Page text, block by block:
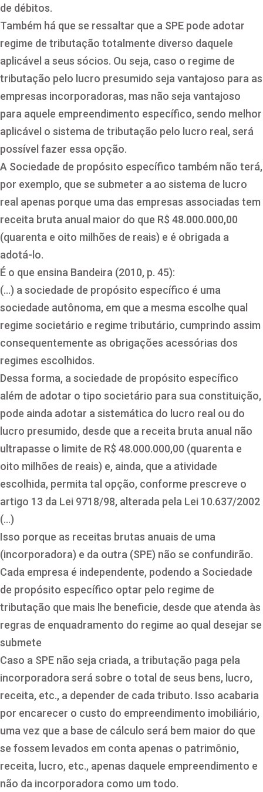
de débitos.
Também há que se ressaltar que a SPE pode adotar
regime de tributação totalmente diverso daquele
aplicável a seus sócios. Ou seja, caso o regime de
tributação pelo lucro presumido seja vantajoso para as
empresas incorporadoras, mas não seja vantajoso
para aquele empreendimento específico, sendo melhor
aplicável o sistema de tributação pelo lucro real, será
possível fazer essa opção.
A Sociedade de propósito específico também não terá,
por exemplo, que se submeter a ao sistema de lucro
real apenas porque uma das empresas associadas tem
receita bruta anual maior do que R$ 48.000.000,00
(quarenta e oito milhões de reais) e é obrigada a
adotá-lo.
É o que ensina Bandeira (2010, p. 45):
(…) a sociedade de propósito específico é uma
sociedade autônoma, em que a mesma escolhe qual
regime societário e regime tributário, cumprindo assim
consequentemente as obrigações acessórias dos
regimes escolhidos.
Dessa forma, a sociedade de propósito específico
além de adotar o tipo societário para sua constituição,
pode ainda adotar a sistemática do lucro real ou do
lucro presumido, desde que a receita bruta anual não
ultrapasse o limite de R$ 48.000.000,00 (quarenta e
oito milhões de reais) e, ainda, que a atividade
escolhida, permita tal opção, conforme prescreve o
artigo 13 da Lei 9718/98, alterada pela Lei 10.637/2002
(…)
Isso porque as receitas brutas anuais de uma
(incorporadora) e da outra (SPE) não se confundirão.
Cada empresa é independente, podendo a Sociedade
de propósito específico optar pelo regime de
tributação que mais lhe beneficie, desde que atenda às
regras de enquadramento do regime ao qual desejar se
submete
Caso a SPE não seja criada, a tributação paga pela
incorporadora será sobre o total de seus bens, lucro,
receita, etc., a depender de cada tributo. Isso acabaria
por encarecer o custo do empreendimento imobiliário,
uma vez que a base de cálculo será bem maior do que
se fossem levados em conta apenas o patrimônio,
receita, lucro, etc., apenas daquele empreendimento e
não da incorporadora como um todo.